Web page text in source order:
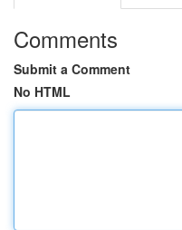
Comments
Submit a Comment
No HTML